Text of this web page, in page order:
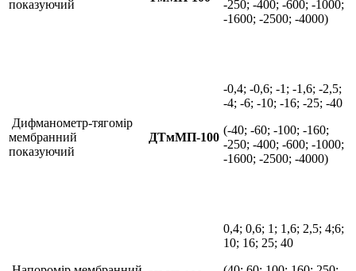
показуючий
-250; -400; -600; -1000;
-1600; -2500; -4000)
Дифманометр-тягомір
мембранний
показуючий
ДТмМП-100
-0,4; -0,6; -1; -1,6; -2,5;
-4; -6; -10; -16; -25; -40
(-40; -60; -100; -160;
-250; -400; -600; -1000;
-1600; -2500; -4000)
0,4; 0,6; 1; 1,6; 2,5; 4;6;
10; 16; 25; 40